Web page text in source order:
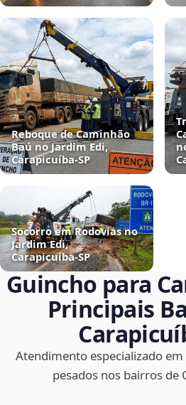
Reboque de Caminhão
Baú no Jardim Edi,
Carapicuíba‑SP
Socorro em Rodovias no
Jardim Edi,
Carapicuíba‑SP
Guincho para
Principais
Atendimento especializado
pesados nos bairros de